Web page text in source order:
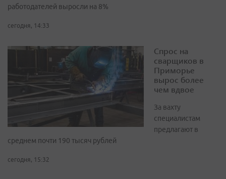
работодателей выросли на 8%
сегодня, 14:33
Спрос на
сварщиков в
Приморье
вырос более
чем вдвое
За вахту
специалистам
предлагают в
среднем почти 190 тысяч рублей
сегодня, 15:32